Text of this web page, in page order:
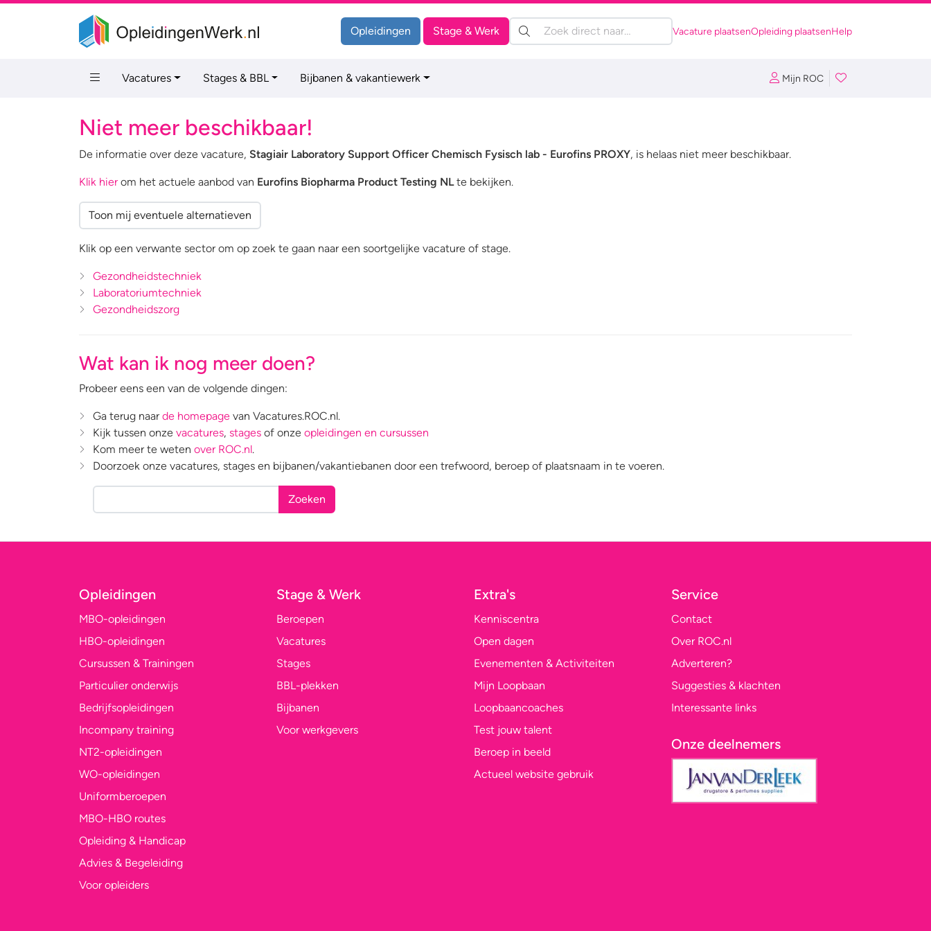
Opleidingen Stage & Werk Zoeken: Vacature plaatsenOpleiding plaatsenHelp
Vacatures Stages & BBL Bijbanen & vakantiewerk Mijn ROC
Niet meer beschikbaar!
De informatie over deze vacature, Stagiair Laboratory Support Officer Chemisch Fysisch lab - Eurofins PROXY, is helaas niet meer beschikbaar.
Klik hierom het actuele aanbod van Eurofins Biopharma Product Testing NLte bekijken.
Toon mij eventuele alternatieven
Klik op een verwante sector om op zoek te gaan naar een soortgelijke vacature of stage.
Gezondheidstechniek
Laboratoriumtechniek
Gezondheidszorg
Wat kan ik nog meer doen?
Probeer eens een van de volgende dingen:
Ga terug naar de homepage van Vacatures.ROC.nl.
Kijk tussen onze vacatures, stages of onze opleidingen en cursussen
Kom meer te weten over ROC.nl.
Doorzoek onze vacatures, stages en bijbanen/vakantiebanen door een trefwoord, beroep of plaatsnaam in te voeren.
Zoeken
Opleidingen
MBO-opleidingen
HBO-opleidingen
Cursussen & Trainingen
Particulier onderwijs
Bedrijfsopleidingen
Incompany training
NT2-opleidingen
WO-opleidingen
Uniformberoepen
MBO-HBO routes
Opleiding & Handicap
Advies & Begeleiding
Voor opleiders
Stage & Werk
Beroepen
Vacatures
Stages
BBL-plekken
Bijbanen
Voor werkgevers
Extra's
Kenniscentra
Open dagen
Evenementen & Activiteiten
Mijn Loopbaan
Loopbaancoaches
Test jouw talent
Beroep in beeld
Actueel website gebruik
Service
Contact
Over ROC.nl
Adverteren?
Suggesties & klachten
Interessante links
Onze deelnemers